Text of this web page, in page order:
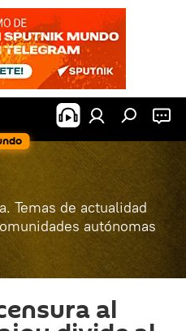
Temas de actualidad
autónomas
al